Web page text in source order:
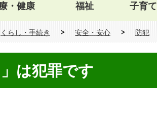
・健康 福祉 子育
くらし・手続き 安全・安心 防犯
」は犯罪です